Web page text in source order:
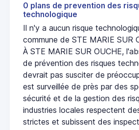
0 plans de prevention des
technologique
Il n'y a aucun risque
commune de STE MARIE SUR
À STE MARIE SUR OUCHE,
de prévention des risques
devrait pas susciter de
est surveillée de près par des
sécurité et de la gestion des
industries locales respectent
strictes et subissent des